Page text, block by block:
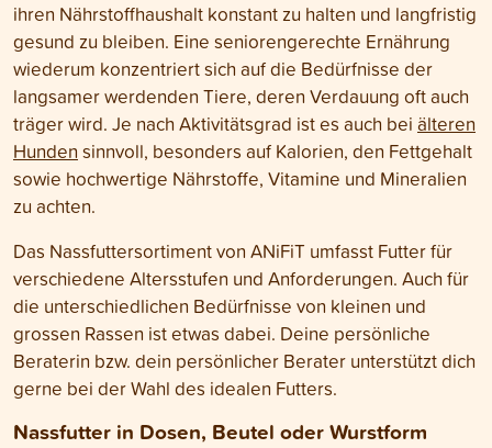
ihren Nährstoffhaushalt konstant zu halten und langfristig
gesund zu bleiben. Eine seniorengerechte Ernährung
wiederum konzentriert sich auf die Bedürfnisse der
langsamer werdenden Tiere, deren Verdauung oft auch
träger wird. Je nach Aktivitätsgrad ist es auch bei älteren
Hunden sinnvoll, besonders auf Kalorien, den Fettgehalt
sowie hochwertige Nährstoffe, Vitamine und Mineralien
zu achten.
Das Nassfuttersortiment von ANiFiT umfasst Futter für
verschiedene Altersstufen und Anforderungen. Auch für
die unterschiedlichen Bedürfnisse von kleinen und
grossen Rassen ist etwas dabei. Deine persönliche
Beraterin bzw. dein persönlicher Berater unterstützt dich
gerne bei der Wahl des idealen Futters.
Nassfutter in Dosen, Beutel oder Wurstform